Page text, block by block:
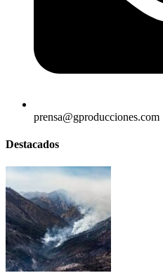
prensa@gproducciones.com
Destacados